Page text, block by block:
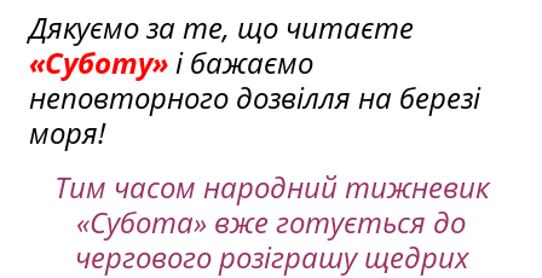
Дякуємо за те, що читаєте
«Суботу» і бажаємо
неповторного дозвілля на березі
моря!
Тим часом народний тижневик
«Субота» вже готується до
чергового розіграшу щедрих